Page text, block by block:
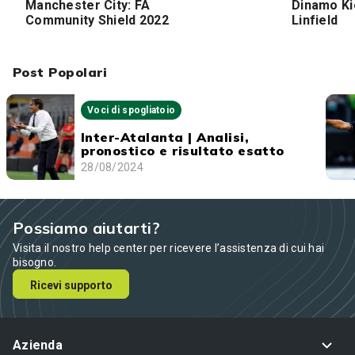
Post Popolari
Voci di spogliatoio
Inter-Atalanta | Analisi,
pronostico e risultato esatto
28/08/2024
Manchester City: FA
Community Shield 2022
Dinamo
Linfield
Possiamo aiutarti?
Visita il nostro help center per ricevere l’assistenza di cui hai
bisogno.
Ricevi supporto
Azienda